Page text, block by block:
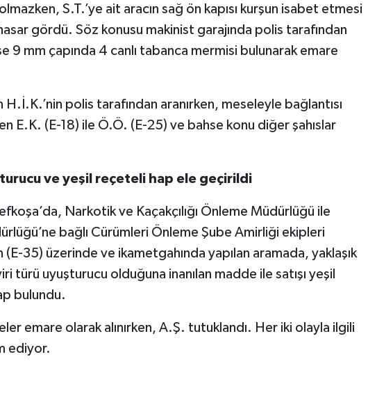
S.T.’ye ait aracın sağ ön kapısı kurşun isabet etmesi
gördü. Söz konusu makinist garajında polis tarafından
9 mm çapında 4 canlı tabanca mermisi bulunarak emare
H.İ.K.’nin polis tarafından aranırken, meseleyle bağlantısı
E.K. (E-18) ile Ö.Ö. (E-25) ve bahse konu diğer şahıslar
ve yeşil reçeteli hap ele geçirildi
Narkotik ve Kaçakçılığı Önleme Müdürlüğü ile
bağlı Cürümleri Önleme Şube Amirliği ekipleri
(E-35) üzerinde ve ikametgahında yapılan aramada, yaklaşık
türü uyuşturucu olduğuna inanılan madde ile satışı yeşil
bulundu.
emare olarak alınırken, A.Ş. tutuklandı. Her iki olayla ilgili
ediyor.